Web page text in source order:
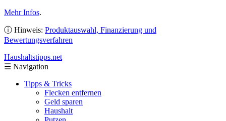
Mehr Infos.
ⓘ Hinweis: Produktauswahl, Finanzierung und
Bewertungsverfahren
Haushaltstipps.net
☰ Navigation
Tipps & Tricks
Flecken entfernen
Geld sparen
Haushalt